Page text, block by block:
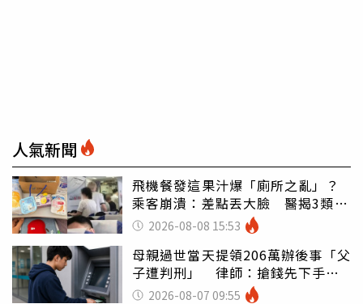
人氣新聞
飛機餐發這果汁爆「廁所之亂」？
乘客崩潰：差點丟大臉 醫揭3類人
別亂喝
2026-08-08 15:53
母親過世當天提領206萬辦後事「父
子遭判刑」 律師：搶錢先下手是
罪 2026-08-07 09:55